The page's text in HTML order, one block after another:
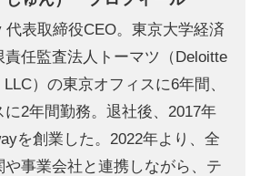
代表取締役CEO。東京大学経済
任監査法人トーマツ（Deloitte
）の東京オフィスに6年間、
に2年間勤務。退社後、2017年
を創業した。2022年より、全
や事業会社と連携しながら、テ